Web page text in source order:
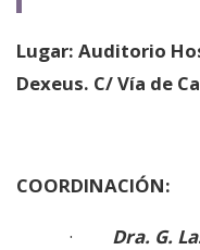
Lugar: Auditorio
Dexeus. C/ Vía de
COORDINACIÓN:
· Dra. G.